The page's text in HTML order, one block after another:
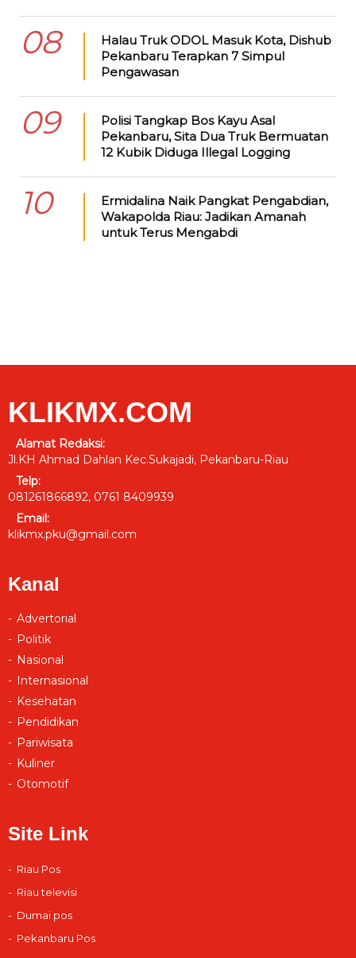
08
Halau Truk ODOL Masuk Kota, Dishub
Pekanbaru Terapkan 7 Simpul
Pengawasan
09
Polisi Tangkap Bos Kayu Asal
Pekanbaru, Sita Dua Truk Bermuatan
12 Kubik Diduga Illegal Logging
10
Ermidalina Naik Pangkat Pengabdian,
Wakapolda Riau: Jadikan Amanah
untuk Terus Mengabdi
KLIKMX.COM
Alamat Redaksi:
Jl.KH Ahmad Dahlan Kec.Sukajadi, Pekanbaru-Riau
Telp:
081261866892, 0761 8409939
Email:
klikmx.pku@gmail.com
Kanal
Advertorial
Politik
Nasional
Internasional
Kesehatan
Pendidikan
Pariwisata
Kuliner
Otomotif
Site Link
Riau Pos
Riau televisi
Dumai pos
Pekanbaru Pos